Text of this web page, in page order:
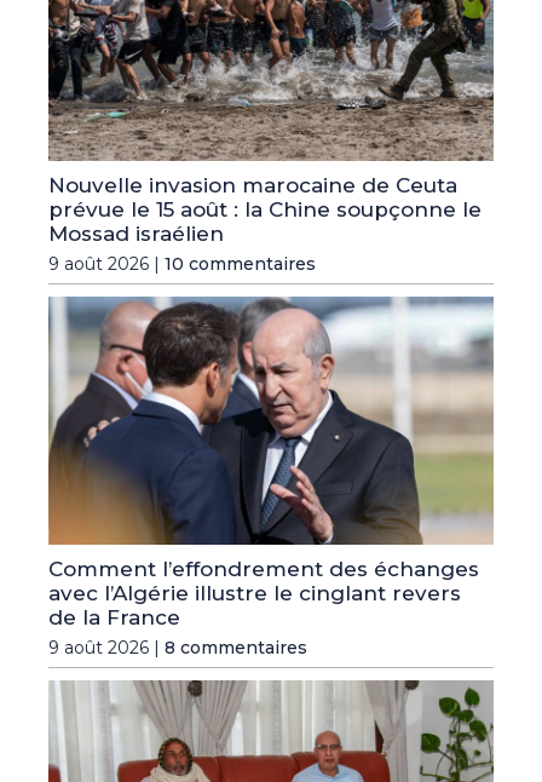
Nouvelle invasion marocaine de Ceuta
prévue le 15 août : la Chine soupçonne le
Mossad israélien
9 août 2026 | 10 commentaires
Comment l’effondrement des échanges
avec l’Algérie illustre le cinglant revers
de la France
9 août 2026 | 8 commentaires